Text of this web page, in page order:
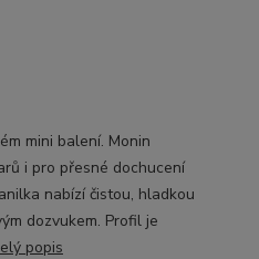
mini balení. Monin
i pro přesné dochucení
nabízí čistou, hladkou
dozvukem. Profil je
popis